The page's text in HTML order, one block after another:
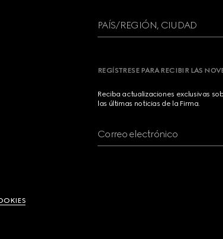
PAÍS/REGIÓN, CIUDAD
REGÍSTRESE PARA RECIBIR LAS
Reciba actualizaciones exclusivas
las últimas noticias de la Firma.
Correo electrónico